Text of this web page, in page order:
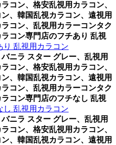
コン、格安乱視用カラコン、
、韓国乱視カラコン、遠視用
コン、乱視用カラーコンタク
ラコン専門店のフチあり 乱視
り 乱視用カラコン
バニラ スター グレー、乱視用
コン、格安乱視用カラコン、
、韓国乱視カラコン、遠視用
コン、乱視用カラーコンタク
ラコン専門店のフチなし 乱視
し 乱視用カラコン
バニラ スター グレー、乱視用
コン、格安乱視用カラコン、
、韓国乱視カラコン、遠視用